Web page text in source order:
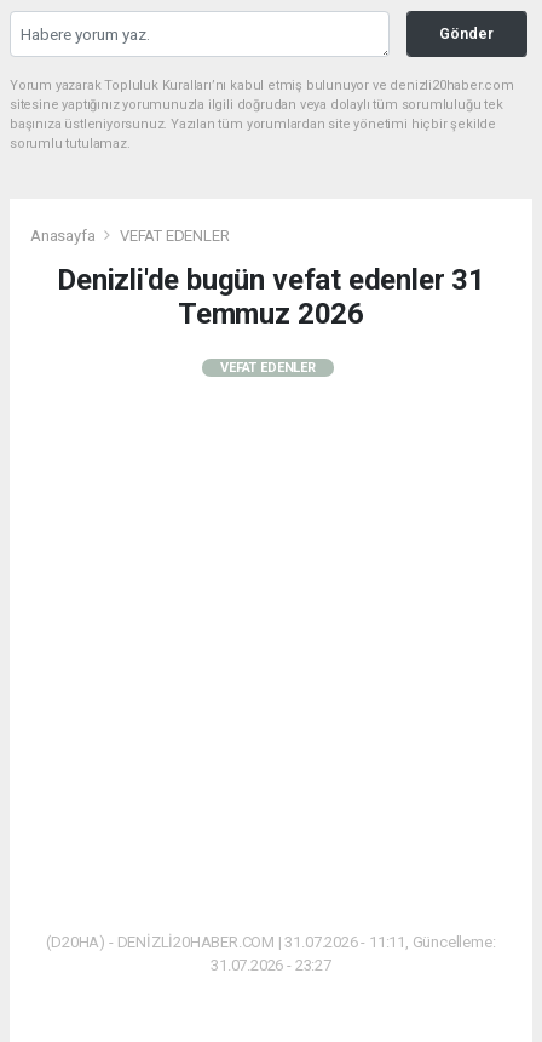
Gönder
Yorum yazarak Topluluk Kuralları’nı kabul etmiş bulunuyor ve denizli20haber.com
sitesine yaptığınız yorumunuzla ilgili doğrudan veya dolaylı tüm sorumluluğu tek
başınıza üstleniyorsunuz. Yazılan tüm yorumlardan site yönetimi hiçbir şekilde
sorumlu tutulamaz.
Anasayfa VEFAT EDENLER
Denizli'de bugün vefat edenler 31
Temmuz 2026
VEFAT EDENLER
(D20HA) - DENİZLİ20HABER.COM | 31.07.2026 - 11:11, Güncelleme:
31.07.2026 - 23:27